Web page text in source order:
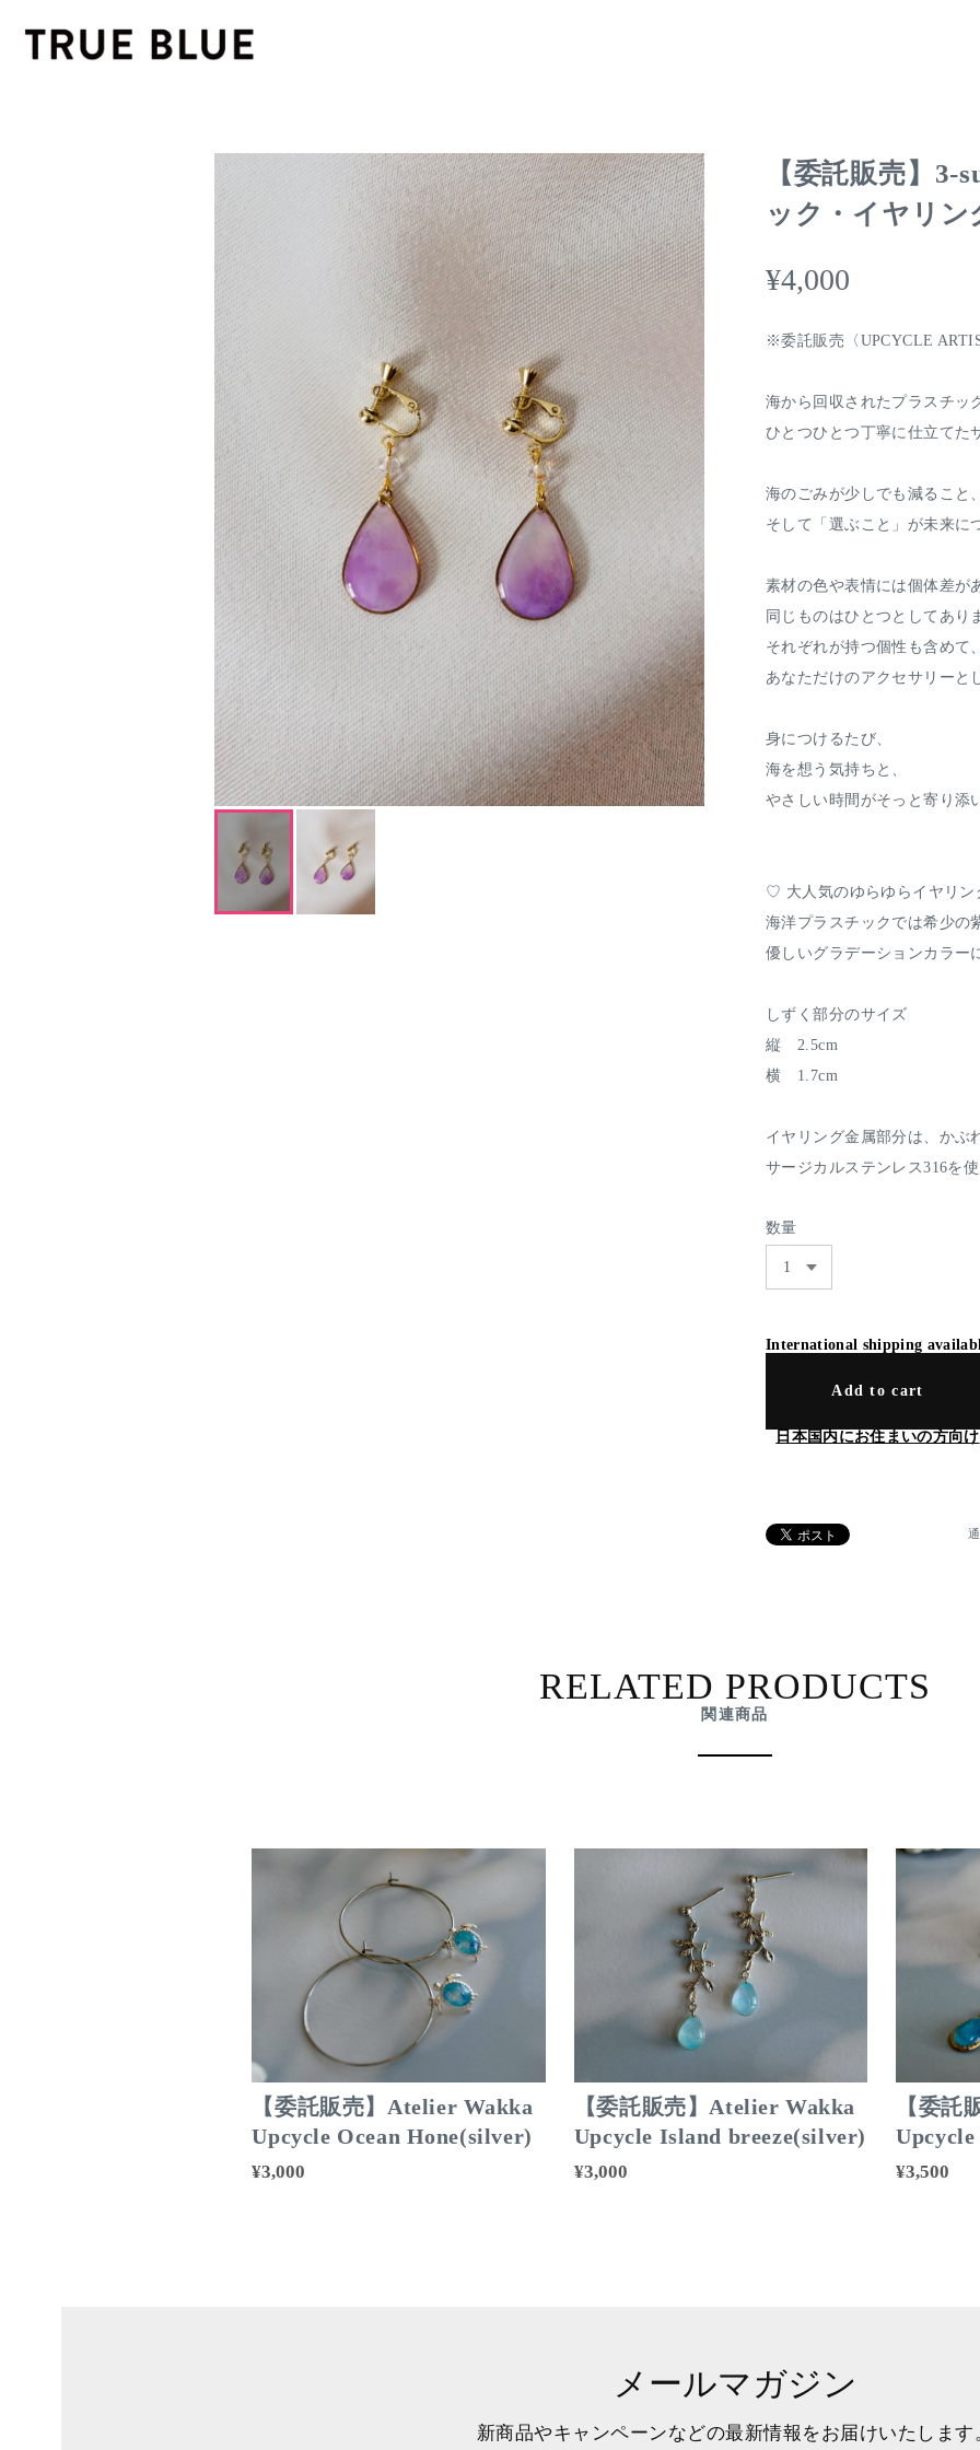
【委託販売】3-
ック・イヤリン
¥4,000
※委託販売〈UPCYCLE
海から回収されたプラスチッ
ひとつひとつ丁寧に仕立てた
海のごみが少しでも減ること
そして「選ぶこと」が未来に
素材の色や表情には個体差が
同じものはひとつとしてあり
それぞれが持つ個性も含めて
あなただけのアクセサリーと
身につけるたび、
海を想う気持ちと、
やさしい時間がそっと寄り添
♡ 大人気のゆらゆらイヤリ
海洋プラスチックでは希少の
優しいグラデーションカラー
しずく部分のサイズ
縦 2.5cm
横 1.7cm
イヤリング金属部分は、かぶ
サージカルステンレス316を
数量
International shipping
Add to cart
日本国内にお住まいの方向け
RELATED PRODUCTS
関連商品
【委託販売】Atelier Wakka
Upcycle Ocean Hone(silver)
¥3,000
【委託販売】Atelier Wakka
Upcycle Island breeze(silver)
¥3,000
【委託
¥3,500
メールマガジン
新商品やキャンペーンなどの最新情報をお届けいたします